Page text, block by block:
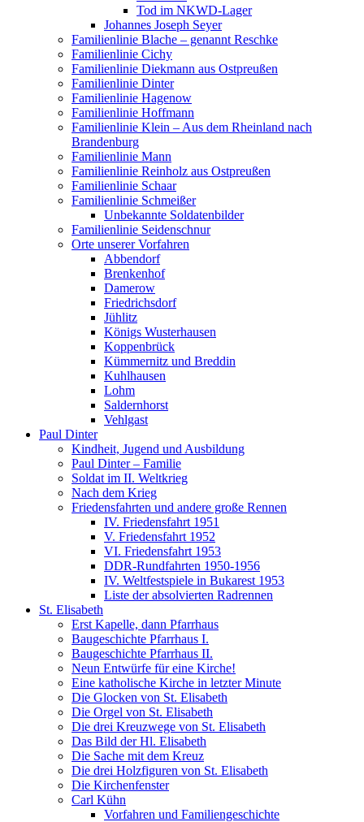
Tod im NKWD-Lager
Johannes Joseph Seyer
Familienlinie Blache – genannt Reschke
Familienlinie Cichy
Familienlinie Diekmann aus Ostpreußen
Familienlinie Dinter
Familienlinie Hagenow
Familienlinie Hoffmann
Familienlinie Klein – Aus dem Rheinland nach
Brandenburg
Familienlinie Mann
Familienlinie Reinholz aus Ostpreußen
Familienlinie Schaar
Familienlinie Schmeißer
Unbekannte Soldatenbilder
Familienlinie Seidenschnur
Orte unserer Vorfahren
Abbendorf
Brenkenhof
Damerow
Friedrichsdorf
Jühlitz
Königs Wusterhausen
Koppenbrück
Kümmernitz und Breddin
Kuhlhausen
Lohm
Saldernhorst
Vehlgast
Paul Dinter
Kindheit, Jugend und Ausbildung
Paul Dinter – Familie
Soldat im II. Weltkrieg
Nach dem Krieg
Friedensfahrten und andere große Rennen
IV. Friedensfahrt 1951
V. Friedensfahrt 1952
VI. Friedensfahrt 1953
DDR-Rundfahrten 1950-1956
IV. Weltfestspiele in Bukarest 1953
Liste der absolvierten Radrennen
St. Elisabeth
Erst Kapelle, dann Pfarrhaus
Baugeschichte Pfarrhaus I.
Baugeschichte Pfarrhaus II.
Neun Entwürfe für eine Kirche!
Eine katholische Kirche in letzter Minute
Die Glocken von St. Elisabeth
Die Orgel von St. Elisabeth
Die drei Kreuzwege von St. Elisabeth
Das Bild der Hl. Elisabeth
Die Sache mit dem Kreuz
Die drei Holzfiguren von St. Elisabeth
Die Kirchenfenster
Carl Kühn
Vorfahren und Familiengeschichte